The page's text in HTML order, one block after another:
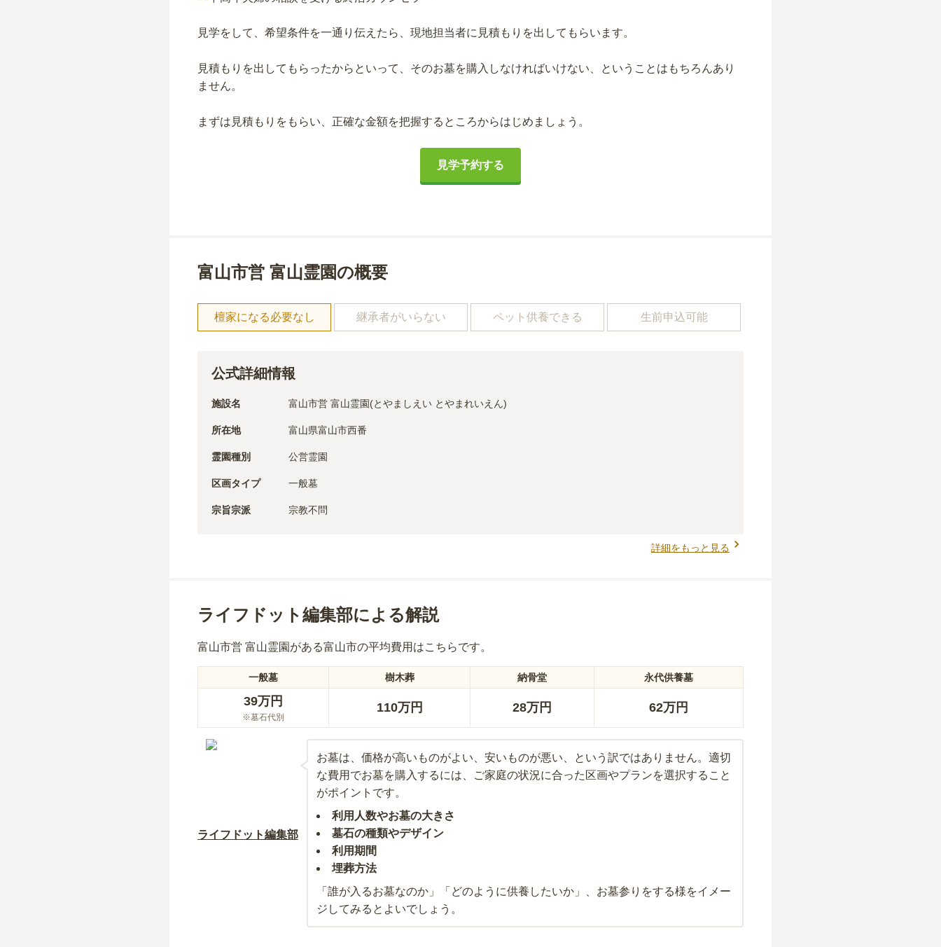
見学をして、希望条件を一通り伝えたら、現地担当者に見積もりを出してもらいます。
見積もりを出してもらったからといって、そのお墓を購入しなければいけない、ということはもちろんあり
ません。
まずは見積もりをもらい、正確な金額を把握するところからはじめましょう。
見学予約する
富山市営 富山霊園の概要
檀家になる必要なし 継承者がいらない ペット供養できる 生前申込可能
公式詳細情報
施設名 富山市営 富山霊園(とやましえい とやまれいえん)
所在地 富山県富山市西番
霊園種別 公営霊園
区画タイプ 一般墓
宗旨宗派 宗教不問
詳細をもっと見る
ライフドット編集部による解説
富山市営 富山霊園 がある富山市の平均費用はこちらです。
一般墓 樹木葬 納骨堂 永代供養墓
39万円
※墓石代別
110万円 28万円 62万円
ライフドット編集部
お墓は、価格が高いものがよい、安いものが悪い、という訳ではありません。適切
な費用でお墓を購入するには、ご家庭の状況に合った区画やプランを選択すること
がポイントです。
利用人数やお墓の大きさ
墓石の種類やデザイン
利用期間
埋葬方法
「誰が入るお墓なのか」「どのように供養したいか」、お墓参りをする様をイメー
ジしてみるとよいでしょう。